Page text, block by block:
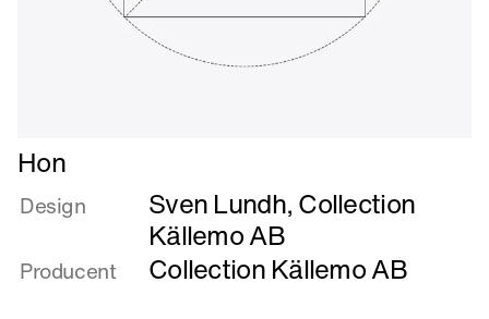
Læs
mere
om
Hon
Design
Sven Lundh, Collection
Källemo AB
Producent Collection Källemo AB